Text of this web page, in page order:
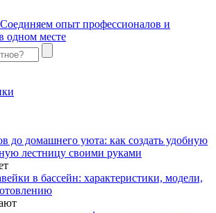
опыт профессионалов и
одном месте
до домашнего уюта: как создать удобную
лестницу своими руками
в бассейн: характеристики, модели,